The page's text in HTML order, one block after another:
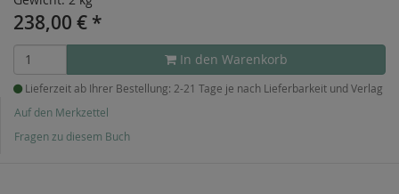
238,00 € *
In den Warenkorb
Lieferzeit ab Ihrer Bestellung: 2-21 Tage je nach Lieferbarkeit und Verlag
Auf den Merkzettel
Fragen zu diesem Buch